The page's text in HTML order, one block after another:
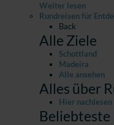
Weiter lesen
Rundreisen für
Back
Alle Ziele
Schottland
Madeira
Alle ansehen
Alles über
Hier nachlesen
Beliebteste